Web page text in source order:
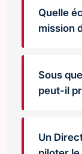
Quelle
mission
Sous
peut-il
Un